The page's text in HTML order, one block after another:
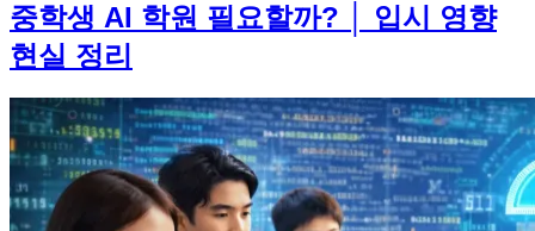
중학생 AI 학원 필요할까? │ 입시 영향
현실 정리